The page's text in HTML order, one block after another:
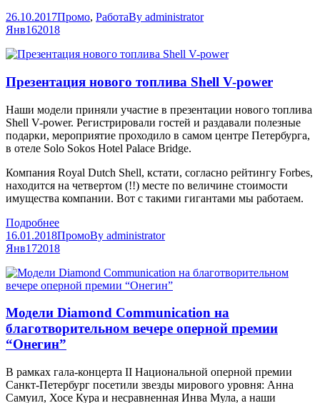
26.10.2017Промо, РаботаBy administrator
Янв162018
Презентация нового топлива Shell V-power
Наши модели приняли участие в презентации нового топлива
Shell V-power. Регистрировали гостей и раздавали полезные
подарки, мероприятие проходило в самом центре Петербурга,
в отеле Solo Sokos Hotel Palace Bridge.
Компания Royal Dutch Shell, кстати, согласно рейтингу Forbes,
находится на четвертом (!!) месте по величине стоимости
имущества компании. Вот с такими гигантами мы работаем.
Подробнее
16.01.2018ПромоBy administrator
Янв172018
Модели Diamond Communication на
благотворительном вечере оперной премии
“Онегин”
В рамках гала-концерта II Национальной оперной премии
Санкт-Петербург посетили звезды мирового уровня: Анна
Самуил, Хосе Кура и несравненная Инва Мула, а наши